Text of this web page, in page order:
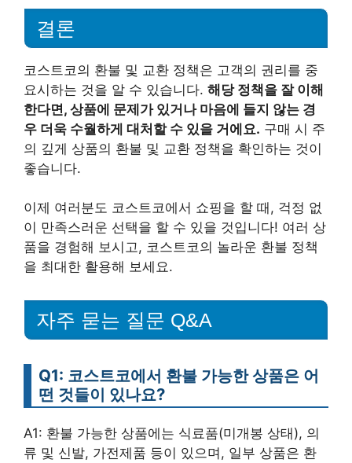
결론
코스트코의 환불 및 교환 정책은 고객의 권리를 중
요시하는 것을 알 수 있습니다. 해당 정책을 잘 이해
한다면, 상품에 문제가 있거나 마음에 들지 않는 경
우 더욱 수월하게 대처할 수 있을 거에요. 구매 시 주
의 깊게 상품의 환불 및 교환 정책을 확인하는 것이
좋습니다.
이제 여러분도 코스트코에서 쇼핑을 할 때, 걱정 없
이 만족스러운 선택을 할 수 있을 것입니다! 여러 상
품을 경험해 보시고, 코스트코의 놀라운 환불 정책
을 최대한 활용해 보세요.
자주 묻는 질문 Q&A
Q1: 코스트코에서 환불 가능한 상품은 어
떤 것들이 있나요?
A1: 환불 가능한 상품에는 식료품(미개봉 상태), 의
류 및 신발, 가전제품 등이 있으며, 일부 상품은 환